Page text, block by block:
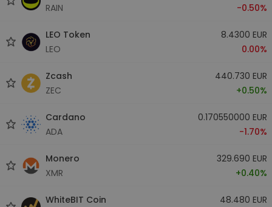
RAIN
-0.50%
LEO Token
LEO
8.4300 EUR
0.00%
Zcash
ZEC
440.730 EUR
+0.50%
Cardano
ADA
0.170550000 EUR
-1.70%
Monero
XMR
329.690 EUR
+0.40%
WhiteBIT Coin
48.480 EUR